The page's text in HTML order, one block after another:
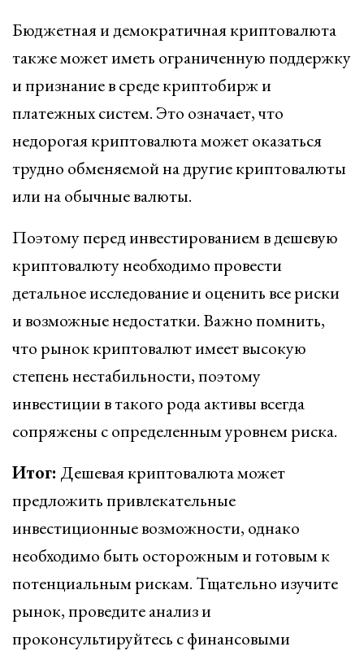
Бюджетная и демократичная криптовалюта
также может иметь ограниченную поддержку
и признание в среде криптобирж и
платежных систем. Это означает, что
недорогая криптовалюта может оказаться
трудно обменяемой на другие криптовалюты
или на обычные валюты.
Поэтому перед инвестированием в дешевую
криптовалюту необходимо провести
детальное исследование и оценить все риски
и возможные недостатки. Важно помнить,
что рынок криптовалют имеет высокую
степень нестабильности, поэтому
инвестиции в такого рода активы всегда
сопряжены с определенным уровнем риска.
Итог: Дешевая криптовалюта может
предложить привлекательные
инвестиционные возможности, однако
необходимо быть осторожным и готовым к
потенциальным рискам. Тщательно изучите
рынок, проведите анализ и
проконсультируйтесь с финансовыми